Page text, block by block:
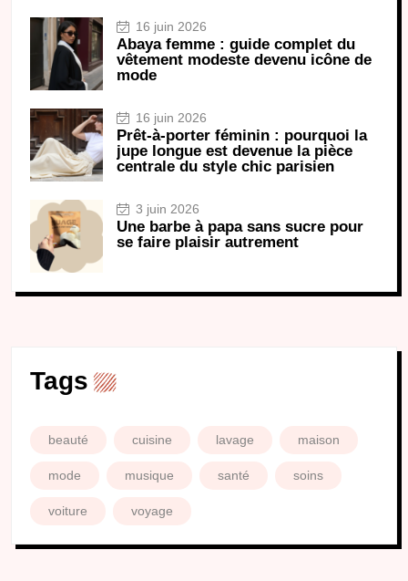
16 juin 2026
Abaya femme : guide complet du
vêtement modeste devenu icône de
mode
16 juin 2026
Prêt-à-porter féminin : pourquoi la
jupe longue est devenue la pièce
centrale du style chic parisien
3 juin 2026
Une barbe à papa sans sucre pour
se faire plaisir autrement
Tags
beauté cuisine lavage maison
mode musique santé soins
voiture voyage